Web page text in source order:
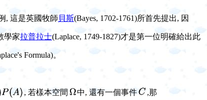
, 這是英國牧師 貝斯(Bayes, 1702-1761)所首先提出, 因
學家拉普拉士(Laplace, 1749-1827)才是第一位明確給出此
Formula)。
, 若樣本空間 中, 還有一個事件 ,那